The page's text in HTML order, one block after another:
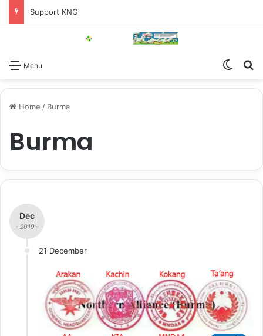
Support KNG
Menu
Home / Burma
Burma
Dec
- 2019 -
21 December